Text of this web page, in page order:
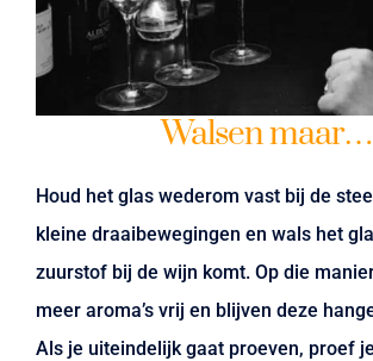
Walsen maar…
Houd het glas wederom vast bij de
kleine draaibewegingen en wals het
zuurstof bij de wijn komt. Op die
meer aroma’s vrij en blijven deze
Als je uiteindelijk gaat proeven, proef